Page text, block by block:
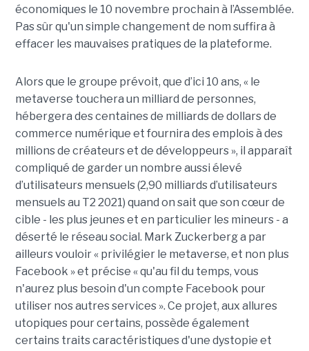
économiques le 10 novembre prochain à l’Assemblée.
Pas sûr qu'un simple changement de nom suffira à
effacer les mauvaises pratiques de la plateforme.
Alors que le groupe prévoit, que d’ici 10 ans, « le
metaverse touchera un milliard de personnes,
hébergera des centaines de milliards de dollars de
commerce numérique et fournira des emplois à des
millions de créateurs et de développeurs », il apparaît
compliqué de garder un nombre aussi élevé
d’utilisateurs mensuels (2,90 milliards d’utilisateurs
mensuels au T2 2021) quand on sait que son cœur de
cible - les plus jeunes et en particulier les mineurs - a
déserté le réseau social. Mark Zuckerberg a par
ailleurs vouloir « privilégier le metaverse, et non plus
Facebook » et précise « qu'au fil du temps, vous
n'aurez plus besoin d'un compte Facebook pour
utiliser nos autres services ». Ce projet, aux allures
utopiques pour certains, possède également
certains traits caractéristiques d'une dystopie et